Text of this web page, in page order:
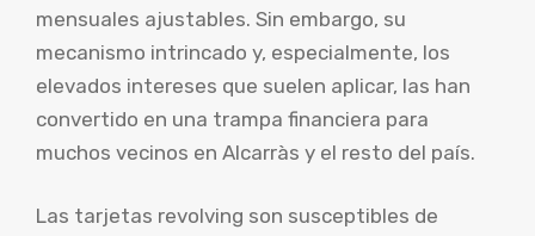
mensuales ajustables. Sin embargo, su
mecanismo intrincado y, especialmente, los
elevados intereses que suelen aplicar, las han
convertido en una trampa financiera para
muchos vecinos en Alcarràs y el resto del país.
Las tarjetas revolving son susceptibles de